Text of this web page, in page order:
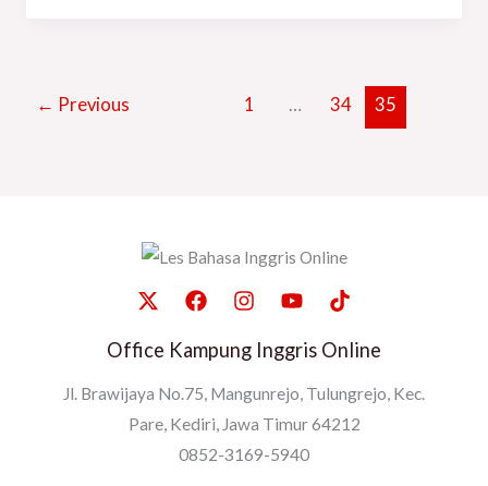
← Previous 1 … 34 35
Office Kampung Inggris Online
Jl. Brawijaya No.75, Mangunrejo, Tulungrejo, Kec.
Pare, Kediri, Jawa Timur 64212
0852-3169-5940